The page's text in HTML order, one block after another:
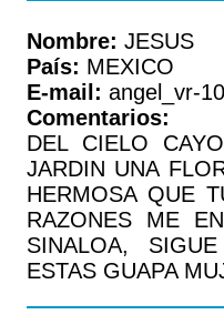
Nombre: JESUS
País: MEXICO
E-mail: angel_vr-
Comentarios:
DEL CIELO
JARDIN UNA
HERMOSA QUE
RAZONES ME
SINALOA,
ESTAS GUAPA